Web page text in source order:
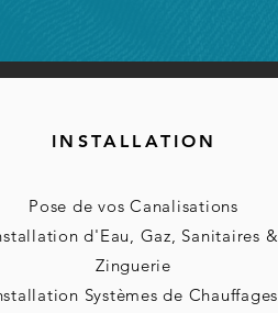
INSTALLATION
Pose de vos Canalisations
d'Eau, Gaz, Sanitaires &
Zinguerie
Systèmes de Chauffages